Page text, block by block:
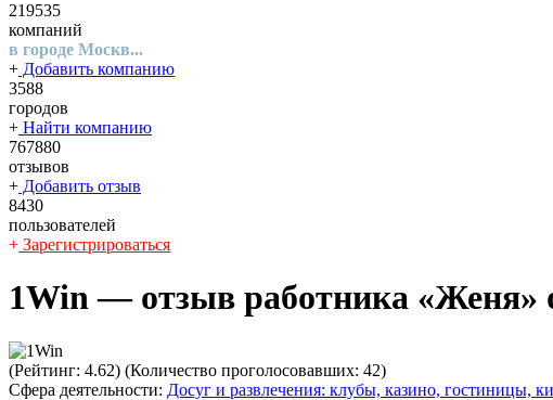
219535
компаний
в городе Москв...
+ Добавить компанию
3588
городов
+ Найти компанию
767880
отзывов
+ Добавить отзыв
8430
пользователей
+ Зарегистрироваться
1Win— отзыв работника «Женя»
(Рейтинг: 4.62) (Количество проголосовавших: 42)
Сфера деятельности: Досуг и развлечения: клубы, казино, гостиницы,